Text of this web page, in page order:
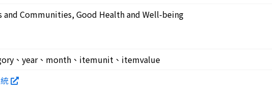
and Communities, Good Health and Well-being
、year、month、itemunit、itemvalue